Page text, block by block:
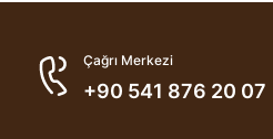
Çağrı Merkezi
+90 541 876 20 07